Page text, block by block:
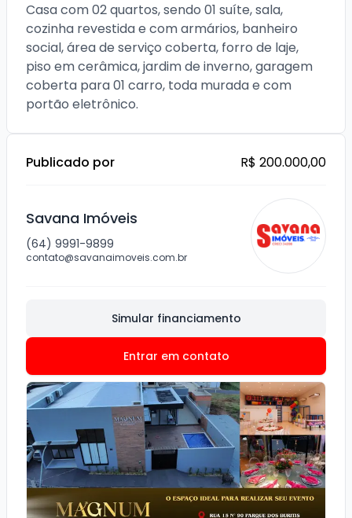
Casa com 02 quartos, sendo 01 suíte, sala,
cozinha revestida e com armários, banheiro
social, área de serviço coberta, forro de laje,
piso em cerâmica, jardim de inverno, garagem
coberta para 01 carro, toda murada e com
portão eletrônico.
Publicado por R$ 200.000,00
Savana Imóveis
(64) 9991-9899
contato@savanaimoveis.com.br
Simular financiamento
Entrar em contato